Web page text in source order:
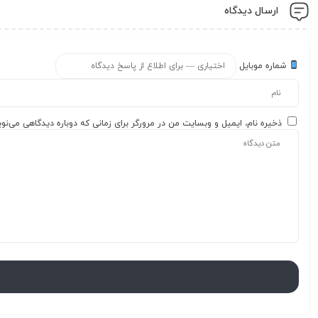
ارسال دیدگاه
شماره موبایل
ذخیره نام، ایمیل و وبسایت من در مرورگر برای زمانی که دوباره دیدگاهی